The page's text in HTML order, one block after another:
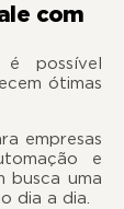
com
possível
ótimas
empresas
e
busca uma
dia a dia.